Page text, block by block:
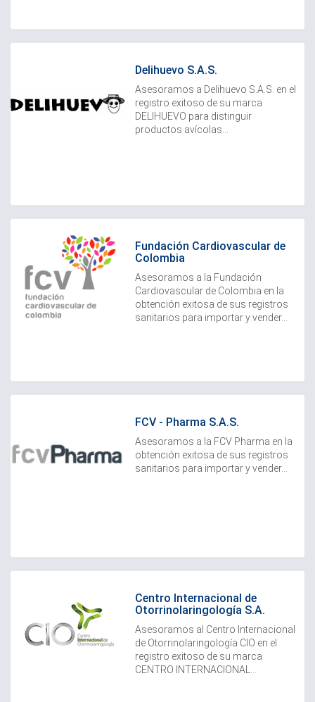
Delihuevo S.A.S.
Asesoramos a Delihuevo S.A.S. en el
registro exitoso de su marca
DELIHUEVO para distinguir
productos avícolas...
Fundación Cardiovascular de
Colombia
Asesoramos a la Fundación
Cardiovascular de Colombia en la
obtención exitosa de sus registros
sanitarios para importar y vender...
FCV - Pharma S.A.S.
Asesoramos a la FCV Pharma en la
obtención exitosa de sus registros
sanitarios para importar y vender...
Centro Internacional de
Otorrinolaringología S.A.
Asesoramos al Centro Internacional
de Otorrinolaringología CIO en el
registro exitoso de su marca
CENTRO INTERNACIONAL...